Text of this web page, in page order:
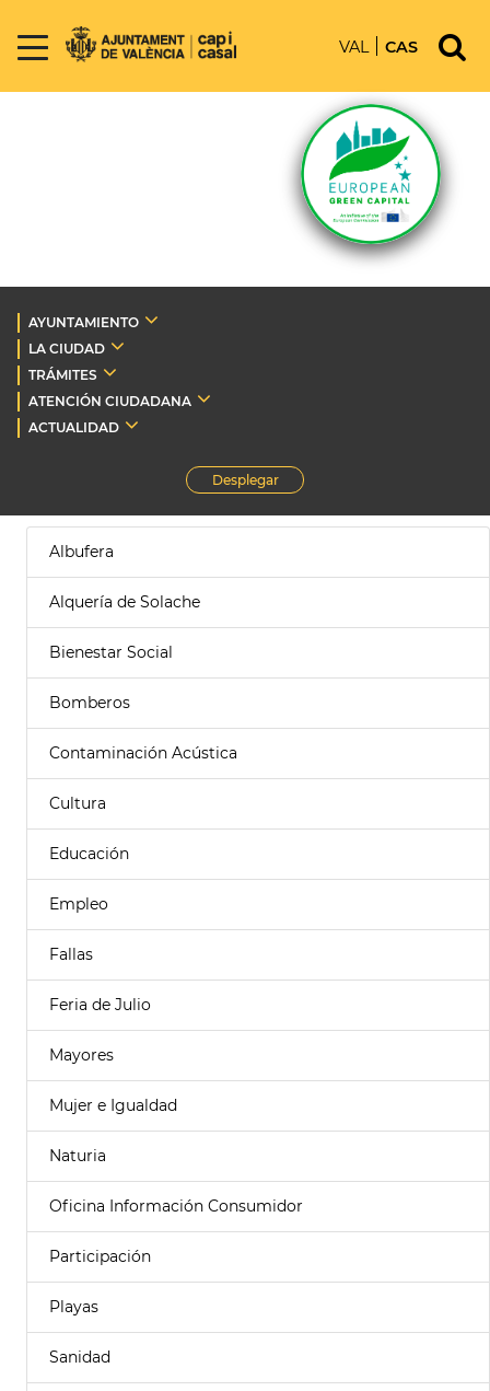
VAL CAS
AYUNTAMIENTO
LA CIUDAD
TRÁMITES
ATENCIÓN CIUDADANA
ACTUALIDAD
Desplegar
Albufera
Alquería de Solache
Bienestar Social
Bomberos
Contaminación Acústica
Cultura
Educación
Empleo
Fallas
Feria de Julio
Mayores
Mujer e Igualdad
Naturia
Oficina Información Consumidor
Participación
Playas
Sanidad